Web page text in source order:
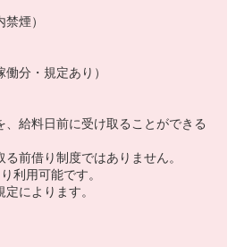
煙）
分・規定あり）
給料日前に受け取ることができる
前借り制度ではありません。
利用可能です。
によります。